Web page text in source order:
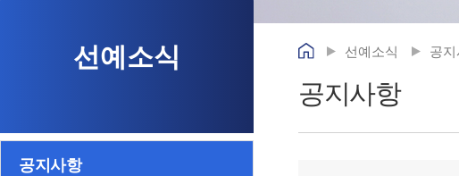
선예소식
공지사항
공지사항
선예소식 공